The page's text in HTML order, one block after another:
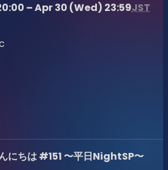
– Apr 30 (Wed) 23:59JST
にちは #151 〜平日NightSP〜